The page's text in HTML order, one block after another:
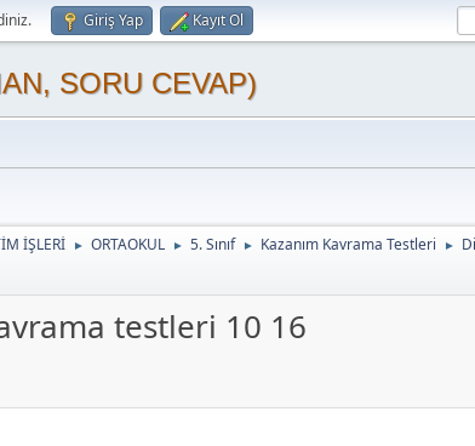
Giriş Yap Kayıt Ol
SORU CEVAP)
İŞLERİ ► ORTAOKUL ► 5. Sınıf ► Kazanım Kavrama Testleri ►
testleri 10 16